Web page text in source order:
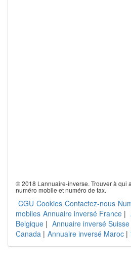
© 2018 Lannuaire-inverse. Trouver à qui
numéro mobile et numéro de fax.
CGU Cookies Contactez-nous
mobiles Annuaire inversé France |
Belgique | Annuaire inversé Suisse
Canada | Annuaire inversé Maroc |